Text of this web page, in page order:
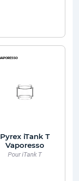
Pyrex iTank T
Vaporesso
Pour iTank T